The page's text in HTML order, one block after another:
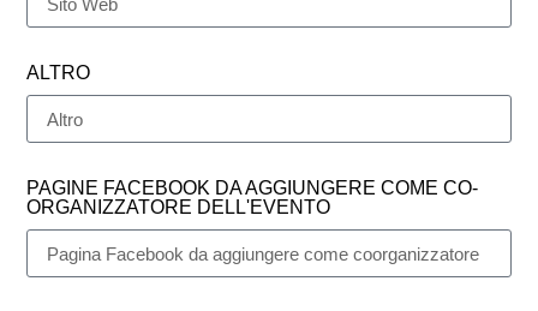
ALTRO
PAGINE FACEBOOK DA AGGIUNGERE COME CO-
ORGANIZZATORE DELL'EVENTO